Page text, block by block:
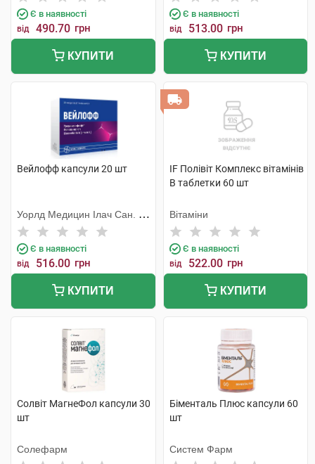
Є в наявності
від 490.70 грн
КУПИТИ
Є в наявності
від 513.00 грн
КУПИТИ
Вейлофф капсули 20 шт
Уорлд Медицин Ілач Сан. Ве
Тідж
Є в наявності
від 516.00 грн
КУПИТИ
IF Полівіт Комплекс вітамінів
В таблетки 60 шт
Вітаміни
Є в наявності
від 522.00 грн
КУПИТИ
Солвіт МагнеФол капсули 30
шт
Солефарм
Біменталь Плюс капсули 60
шт
Систем Фарм